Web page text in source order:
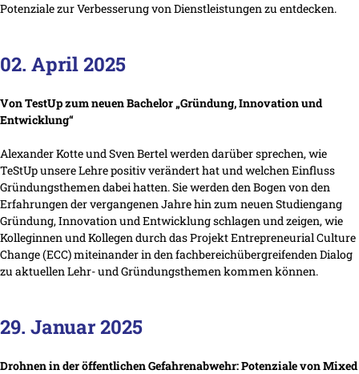
Potenziale zur Verbesserung von Dienstleistungen zu entdecken.
02. April 2025
Von TestUp zum neuen Bachelor „Gründung, Innovation und
Entwicklung“
Alexander Kotte und Sven Bertel werden darüber sprechen, wie
TeStUp unsere Lehre positiv verändert hat und welchen Einfluss
Gründungsthemen dabei hatten. Sie werden den Bogen von den
Erfahrungen der vergangenen Jahre hin zum neuen Studiengang
Gründung, Innovation und Entwicklung schlagen und zeigen, wie
Kolleginnen und Kollegen durch das Projekt Entrepreneurial Culture
Change (ECC) miteinander in den fachbereichübergreifenden Dialog
zu aktuellen Lehr- und Gründungsthemen kommen können.
29. Januar 2025
Drohnen in der öffentlichen Gefahrenabwehr: Potenziale von Mixed